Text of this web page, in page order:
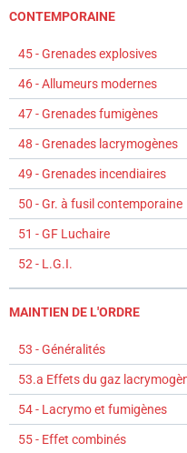
CONTEMPORAINE
45 - Grenades explosives
46 - Allumeurs modernes
47 - Grenades fumigènes
48 - Grenades lacrymogènes
49 - Grenades incendiaires
50 - Gr. à fusil contemporaine
51 - GF Luchaire
52 - L.G.I.
MAINTIEN DE L'ORDRE
53 - Généralités
53.a Effets du gaz
54 - Lacrymo et fumigènes
55 - Effet combinés